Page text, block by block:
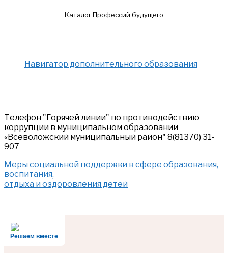
Каталог Профессий будущего
Навигатор дополнительного образования
Телефон "Горячей линии" по противодействию
коррупции в муниципальном образовании
«Всеволожский муниципальный район" 8(81370) 31-
907
Меры социальной поддержки в сфере образования,
воспитания,
отдыха и оздоровления детей
Решаем вместе